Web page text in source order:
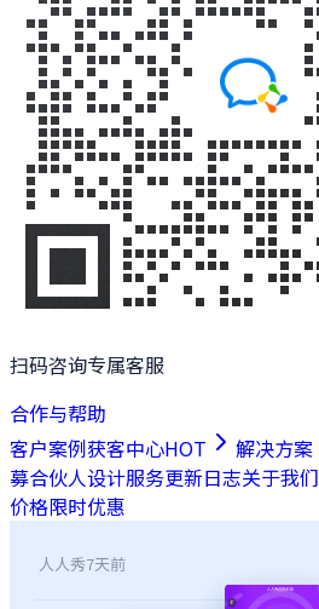
扫码咨询专属客服
合作与帮助
客户案例获客中心HOT 解决方案
募合伙人设计服务更新日志关于我们
价格限时优惠
人人秀7天前